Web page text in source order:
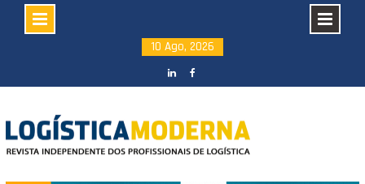
content
10 Ago, 2026